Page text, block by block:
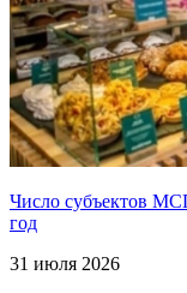
Число субъектов
год
31 июля 2026